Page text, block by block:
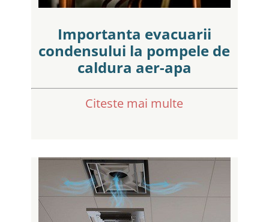
Importanta evacuarii
condensului la pompele de
caldura aer-apa
Citeste mai multe